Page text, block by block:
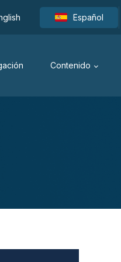
Español
Contenido